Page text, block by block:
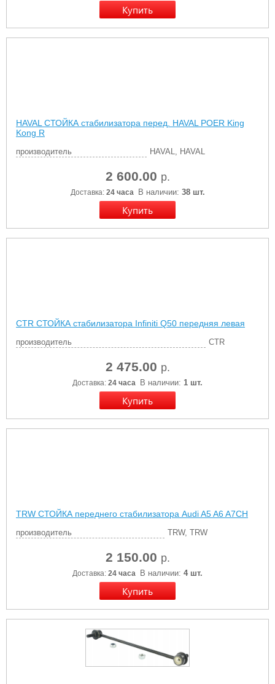
HAVAL СТОЙКА стабилизатора перед. HAVAL POER King
Kong R
производитель HAVAL, HAVAL
2 600.00 р.
Доставка: 24 часа В наличии: 38 шт.
CTR СТОЙКА стабилизатора Infiniti Q50 передняя левая
производитель CTR
2 475.00 р.
Доставка: 24 часа В наличии: 1 шт.
TRW СТОЙКА переднего стабилизатора Audi A5 A6 A7CH
производитель TRW, TRW
2 150.00 р.
Доставка: 24 часа В наличии: 4 шт.